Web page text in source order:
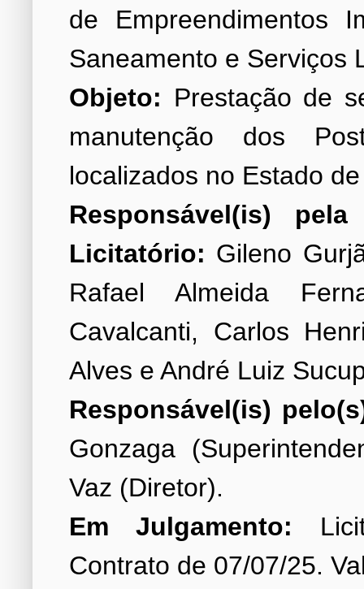
de Empreendimentos
Objeto: Prestação de
manutenção dos
Responsável(is)
Licitatório: Gileno
Rafael Almeida
Cavalcanti, Carlos
Responsável(is)
Gonzaga
Em Julgamento: